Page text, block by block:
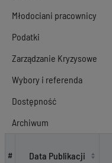
Młodociani pracownicy
Podatki
Zarządzanie Kryzysowe
Wybory i referenda
Dostępność
Archiwum
# Data Publikacji